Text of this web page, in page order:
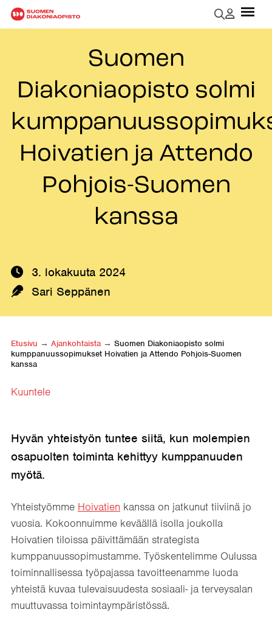
Suomen
Diakoniaopisto solmi
Hoivatien ja Attendo
Pohjois-Suomen
kanssa
3. lokakuuta 2024
Kirjoittaja:
Sari Seppänen
Etusivu → Ajankohtaista → Suomen Diakoniaopisto solmi
kumppanuussopimukset Hoivatien ja Attendo Pohjois-Suomen
kanssa
Kuuntele
Hyvän yhteistyön tuntee siitä, kun molempien
osapuolten toiminta kehittyy kumppanuuden
myötä.
Yhteistyömme Hoivatien kanssa on jatkunut tiiviinä jo
vuosia. Kokoonnuimme keväällä isolla joukolla
Hoivatien tiloissa päivittämään strategista
kumppanuussopimustamme. Työskentelimme Oulussa
toiminnallisessa työpajassa tavoitteenamme luoda
yhteistä kuvaa tulevaisuudesta sosiaali- ja terveysalan
muuttuvassa toimintaympäristössä.